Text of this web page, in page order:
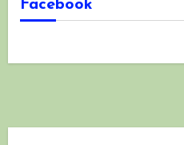
Facebook